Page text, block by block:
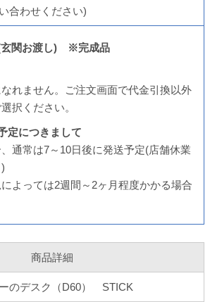
合わせください)
玄関お渡し) ※完成品
れません。ご注文画面で代金引換以外
択ください。
定につきまして
通常は7～10日後に発送予定(店舗休業
よっては2週間～2ヶ月程度かかる場合
商品詳細
のデスク（D60） STICK